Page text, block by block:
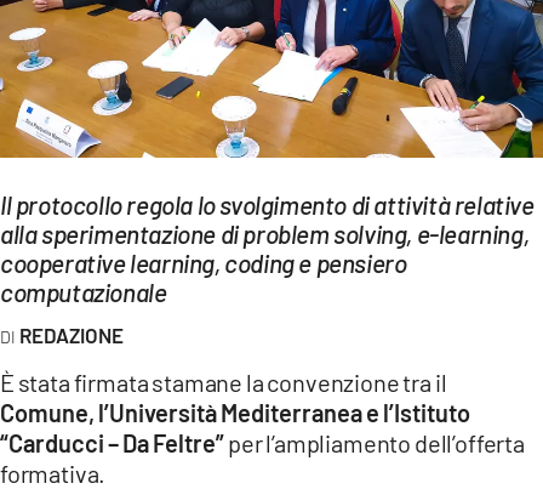
SPORT
Streaming
LAC NETWORK
LAC ONAIR
LaC
LACPLAY.IT
LACTV.IT
Il protocollo regola lo svolgimento di attività relative
alla sperimentazione di problem solving, e-learning,
cooperative learning, coding e pensiero
computazionale
REDAZIONE
È stata firmata stamane la convenzione tra il
Comune, l’Università Mediterranea e l’Istituto
“Carducci – Da Feltre”per l’ampliamento dell’offerta
formativa.